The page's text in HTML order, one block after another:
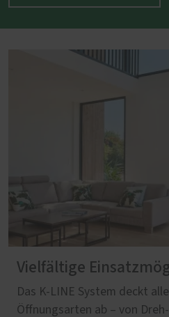
Vielfältige
Das K-LINE System deckt
Öffnungsarten ab – von